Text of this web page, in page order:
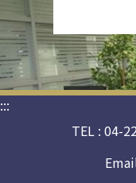
:::
TEL : 04-